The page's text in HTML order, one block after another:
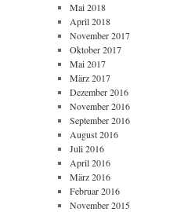
Mai 2018
April 2018
November 2017
Oktober 2017
Mai 2017
März 2017
Dezember 2016
November 2016
September 2016
August 2016
Juli 2016
April 2016
März 2016
Februar 2016
November 2015